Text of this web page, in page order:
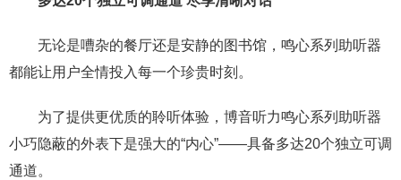
无论是嘈杂的餐厅还是安静的图书馆，鸣心系列助听器
都能让用户全情投入每一个珍贵时刻。
为了提供更优质的聆听体验，博音听力鸣心系列助听器
小巧隐蔽的外表下是强大的“内心”——具备多达20个独立可调
通道。